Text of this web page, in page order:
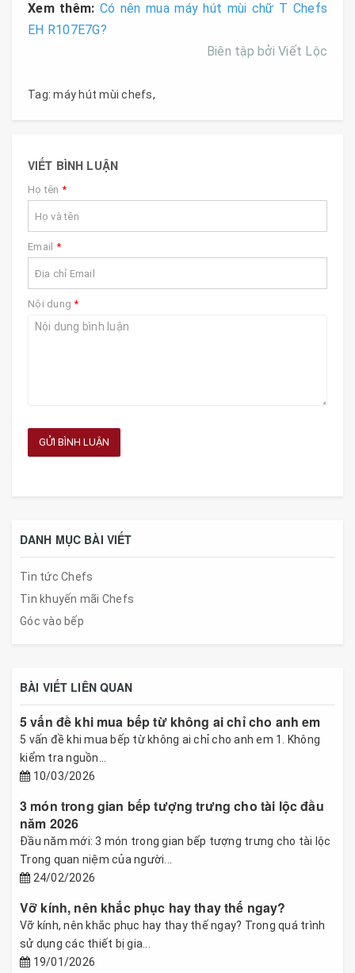
Xem thêm: Có nên mua máy hút mùi chữ T Chefs
EH R107E7G?
Biên tập bởi Viết Lộc
Tag: máy hút mùi chefs,
VIẾT BÌNH LUẬN
Họ tên *
Email *
Nội dung*
GỬI BÌNH LUẬN
DANH MỤC BÀI VIẾT
Tin tức Chefs
Tin khuyến mãi Chefs
Góc vào bếp
BÀI VIẾT LIÊN QUAN
5 vấn đề khi mua bếp từ không ai chỉ cho anh em
5 vấn đề khi mua bếp từ không ai chỉ cho anh em 1. Không
kiểm tra nguồn...
10/03/2026
3 món trong gian bếp tượng trưng cho tài lộc đầu
năm 2026
Đầu năm mới: 3 món trong gian bếp tượng trưng cho tài lộc
Trong quan niệm của người...
24/02/2026
Vỡ kính, nên khắc phục hay thay thế ngay?
Vỡ kính, nên khắc phục hay thay thế ngay? Trong quá trình
sử dụng các thiết bị gia...
19/01/2026